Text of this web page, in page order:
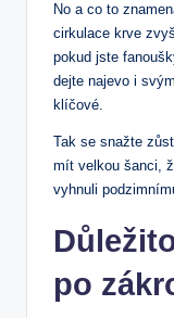
No a co to
cirkulace krve
pokud jste
dejte najevo i
klíčové.
Tak se snažte
mít velkou šanci,
vyhnuli
po